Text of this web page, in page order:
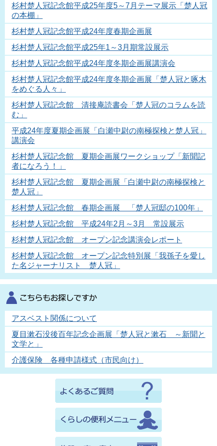
杉村楚人冠記念館平成25年度5～7月テーマ展示「楚人冠
の本棚」
杉村楚人冠記念館平成24年度春期企画展
杉村楚人冠記念館平成25年1～3月期常設展示
杉村楚人冠記念館平成24年度冬期企画展講演会
杉村楚人冠記念館平成24年度冬期企画展「楚人冠と啄木
をめぐる人々」
杉村楚人冠記念館 清接庵読書会「楚人冠のコラムを読
む」
平成24年度夏期企画展「白瀬中尉の南極探検と楚人冠」
講演会
杉村楚人冠記念館 夏期企画展ワークショップ「新聞記
者になろう！」
杉村楚人冠記念館 夏期企画展「白瀬中尉の南極探検と
楚人冠」
杉村楚人冠記念館 春期企画展 「楚人冠邸の100年」
杉村楚人冠記念館 平成24年2月～3月 常設展示
杉村楚人冠記念館 オープン記念講演会レポート
杉村楚人冠記念館 オープン記念特別展「我孫子を愛し
た名ジャーナリスト 楚人冠」
アスベスト関係について
夏目漱石没後百年記念企画展「楚人冠と漱石 ～新聞と
文学と」
介護保険 各種申請様式（市民向け）